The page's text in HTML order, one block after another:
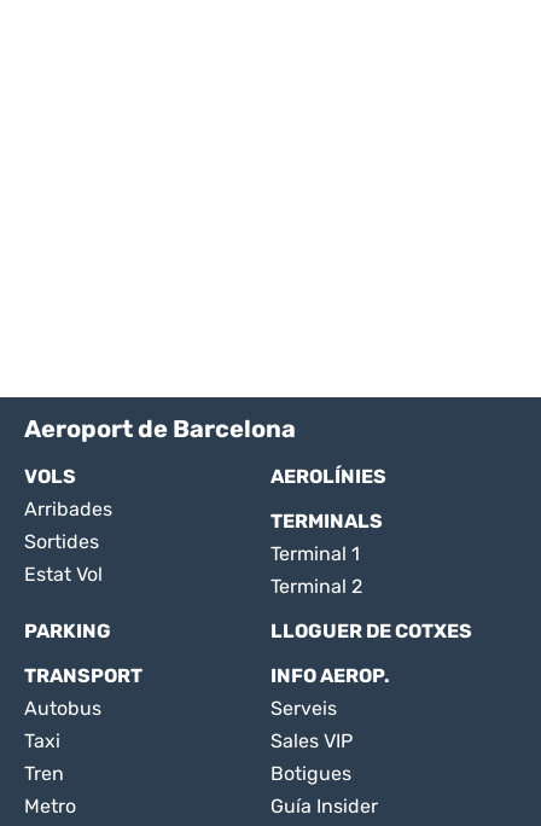
Aeroport de Barcelona
VOLS
Arribades
Sortides
Estat Vol
AEROLÍNIES
TERMINALS
Terminal 1
Terminal 2
PARKING
LLOGUER DE COTXES
TRANSPORT
Autobus
Taxi
Tren
Metro
INFO AEROP.
Serveis
Sales VIP
Botigues
Guía Insider